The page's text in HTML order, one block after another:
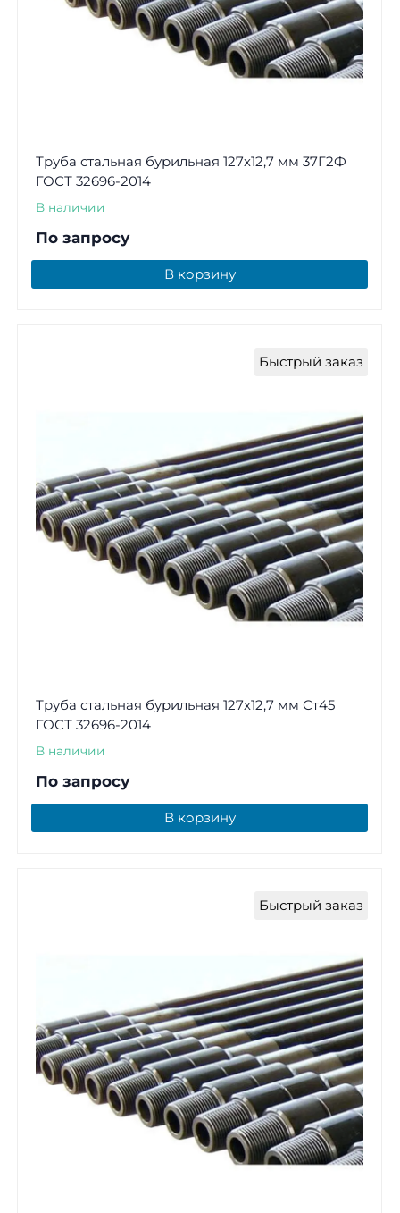
Труба стальная бурильная 127х12,7 мм 37Г2Ф
ГОСТ 32696-2014
В наличии
По запросу
В корзину
Быстрый заказ
Труба стальная бурильная 127х12,7 мм Ст45
ГОСТ 32696-2014
В наличии
По запросу
В корзину
Быстрый заказ